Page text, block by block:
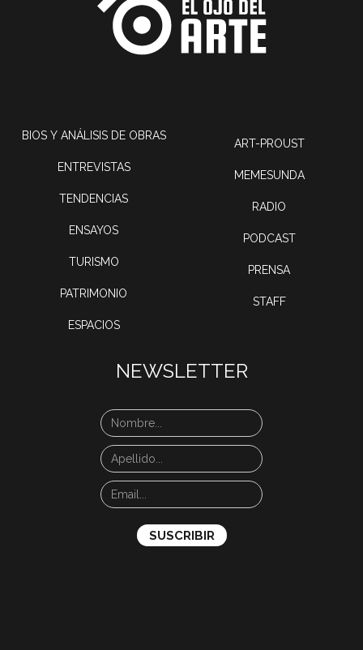
BIOS Y ANÁLISIS DE OBRAS
ENTREVISTAS
TENDENCIAS
ENSAYOS
TURISMO
PATRIMONIO
ESPACIOS
ART-PROUST
MEMESUNDA
RADIO
PODCAST
PRENSA
STAFF
NEWSLETTER